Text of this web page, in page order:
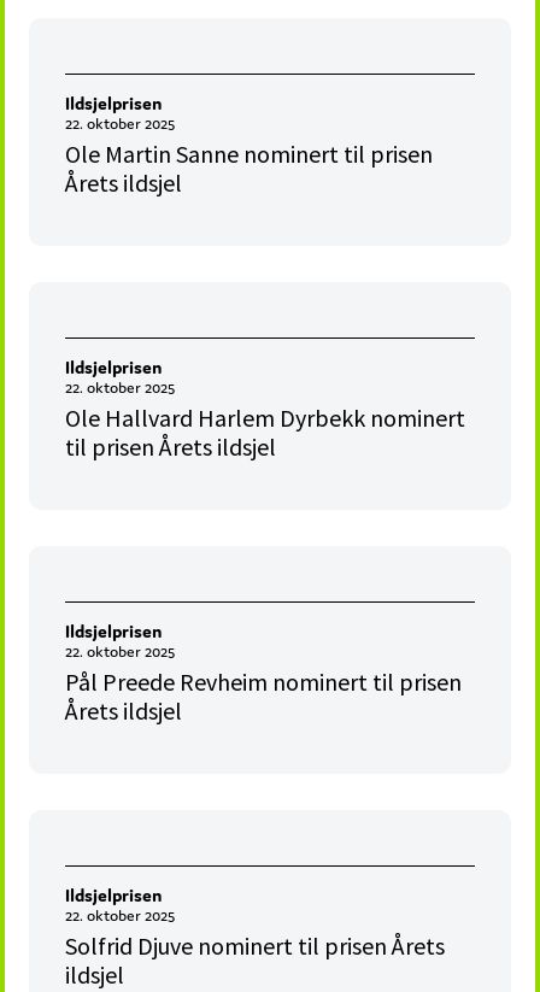
Ildsjelprisen
22. oktober 2025
Ole Martin Sanne nominert til prisen
Årets ildsjel
Ildsjelprisen
22. oktober 2025
Ole Hallvard Harlem Dyrbekk nominert
til prisen Årets ildsjel
Ildsjelprisen
22. oktober 2025
Pål Preede Revheim nominert til prisen
Årets ildsjel
Ildsjelprisen
22. oktober 2025
Solfrid Djuve nominert til prisen Årets
ildsjel